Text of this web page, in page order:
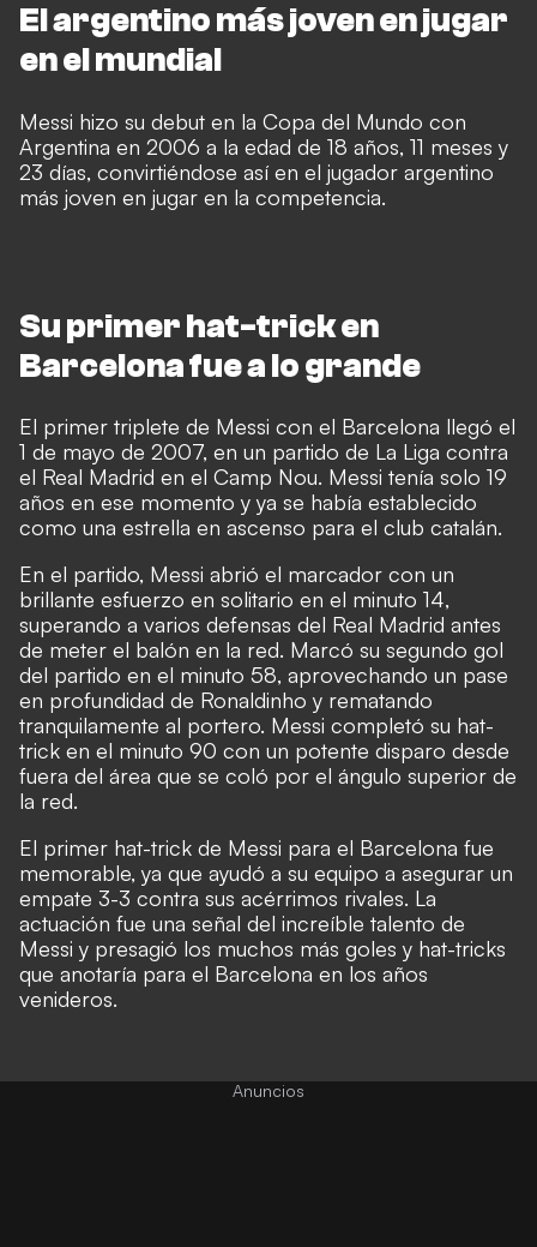
El argentino más joven en jugar
en el mundial
Messi hizo su debut en la Copa del Mundo con
Argentina en 2006 a la edad de 18 años, 11 meses y
23 días, convirtiéndose así en el jugador argentino
más joven en jugar en la competencia.
Su primer hat-trick en
Barcelona fue a lo grande
El primer triplete de Messi con el Barcelona llegó el
1 de mayo de 2007, en un partido de La Liga contra
el Real Madrid en el Camp Nou. Messi tenía solo 19
años en ese momento y ya se había establecido
como una estrella en ascenso para el club catalán.
En el partido, Messi abrió el marcador con un
brillante esfuerzo en solitario en el minuto 14,
superando a varios defensas del Real Madrid antes
de meter el balón en la red. Marcó su segundo gol
del partido en el minuto 58, aprovechando un pase
en profundidad de Ronaldinho y rematando
tranquilamente al portero. Messi completó su hat-
trick en el minuto 90 con un potente disparo desde
fuera del área que se coló por el ángulo superior de
la red.
El primer hat-trick de Messi para el Barcelona fue
memorable, ya que ayudó a su equipo a asegurar un
empate 3-3 contra sus acérrimos rivales. La
actuación fue una señal del increíble talento de
Messi y presagió los muchos más goles y hat-tricks
que anotaría para el Barcelona en los años
venideros.